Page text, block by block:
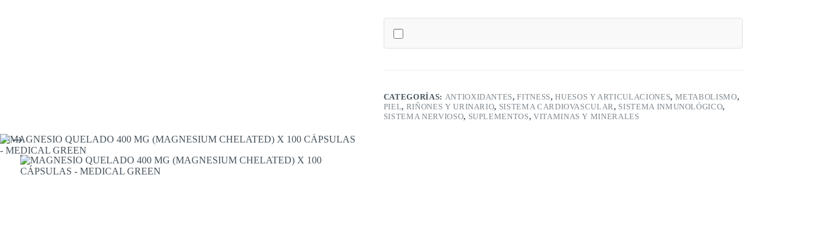
MEDICAL
GREEN
CATEGORÍAS: ANTIOXIDANTES,FITNESS,HUESOS Y ARTICULACIONES, METABOLISMO,
PIEL, RIÑONES Y URINARIO, SISTEMA CARDIOVASCULAR, SISTEMA INMUNOLÓGICO,
SISTEMA NERVIOSO, SUPLEMENTOS, VITAMINAS Y MINERALES